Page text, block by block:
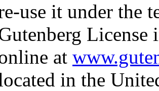
use it under the
at
in the